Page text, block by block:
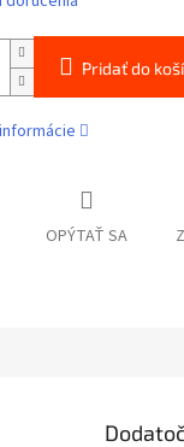
Pridať do
OPÝTAŤ SA